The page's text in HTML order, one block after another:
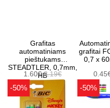
Grafitas
automatiniams
pieštukams
STEADTLER, 0,7mm,
HB
1.60€3.19€
grafitai
0,7 x
-50% -50%